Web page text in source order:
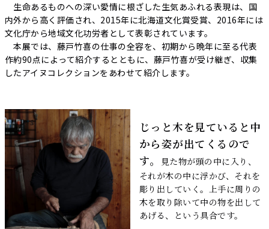
生命あるものへの深い愛情に根ざした生気あふれる表現は、国
内外から高く評価され、2015年に北海道文化賞受賞、2016年には
文化庁から地域文化功労者として表彰されています。
本展では、藤戸竹喜の仕事の全容を、初期から晩年に至る代表
作約90点によって紹介するとともに、藤戸竹喜が受け継ぎ、収集
したアイヌコレクションをあわせて紹介します。
じっと木を見ていると中
から姿が出てくるので
す。
見た物が頭の中に入り、
それが木の中に浮かび、それを
彫り出していく。上手に周りの
木を取り除いて中の物を出して
あげる、という具合です。